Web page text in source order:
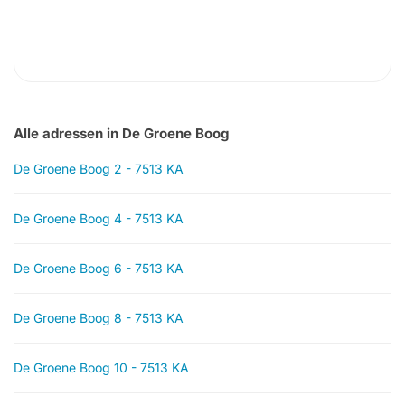
Alle adressen in De Groene Boog
De Groene Boog 2 - 7513 KA
De Groene Boog 4 - 7513 KA
De Groene Boog 6 - 7513 KA
De Groene Boog 8 - 7513 KA
De Groene Boog 10 - 7513 KA